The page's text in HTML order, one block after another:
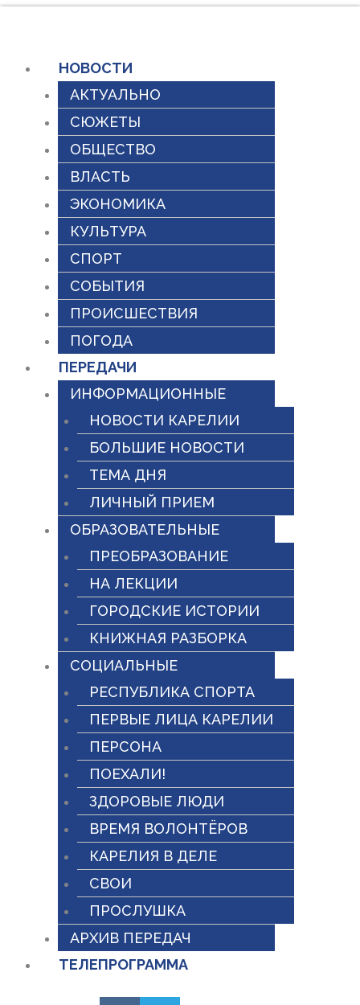
содержимомуНОВОСТИ
АКТУАЛЬНО
СЮЖЕТЫ
ОБЩЕСТВО
ВЛАСТЬ
ЭКОНОМИКА
КУЛЬТУРА
СПОРТ
СОБЫТИЯ
ПРОИСШЕСТВИЯ
ПОГОДА
ПЕРЕДАЧИ
ИНФОРМАЦИОННЫЕ
НОВОСТИ КАРЕЛИИ
БОЛЬШИЕ НОВОСТИ
ТЕМА ДНЯ
ЛИЧНЫЙ ПРИЕМ
ОБРАЗОВАТЕЛЬНЫЕ
ПРЕОБРАЗОВАНИЕ
НА ЛЕКЦИИ
ГОРОДСКИЕ ИСТОРИИ
КНИЖНАЯ РАЗБОРКА
СОЦИАЛЬНЫЕ
РЕСПУБЛИКА СПОРТА
ПЕРВЫЕ ЛИЦА КАРЕЛИИ
ПЕРСОНА
ПОЕХАЛИ!
ЗДОРОВЫЕ ЛЮДИ
ВРЕМЯ ВОЛОНТЁРОВ
КАРЕЛИЯ В ДЕЛЕ
СВОИ
ПРОСЛУШКА
АРХИВ ПЕРЕДАЧ
ТЕЛЕПРОГРАММА